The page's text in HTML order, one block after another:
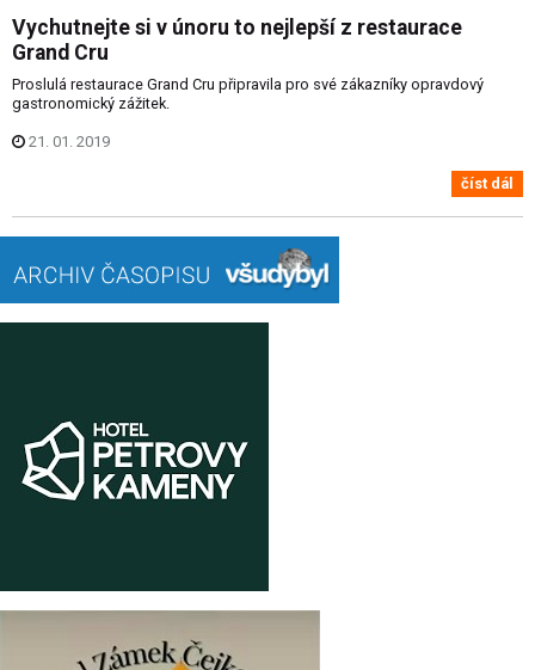
Vychutnejte si v únoru to nejlepší z restaurace
Grand Cru
Proslulá restaurace Grand Cru připravila pro své zákazníky opravdový
gastronomický zážitek.
21. 01. 2019
číst dál